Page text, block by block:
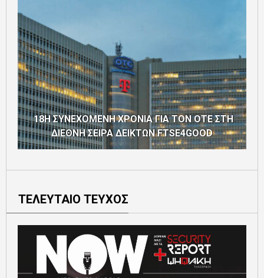
18Η ΣΥΝΕΧΟΜΕΝΗ ΧΡΟΝΙΑ ΓΙΑ ΤΟΝ ΟΤΕ ΣΤΗ
ΔΙΕΘΝΗ ΣΕΙΡΑ ΔΕΙΚΤΩΝ FTSE4GOOD
ΤΕΛΕΥΤΑΙΟ ΤΕΥΧΟΣ